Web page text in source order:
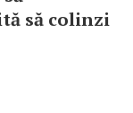
să colinzi